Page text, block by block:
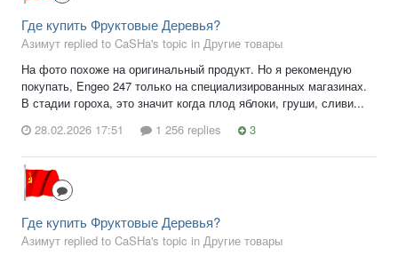
Где купить Фруктовые Деревья?
Азимут replied to CaSHa's topic in Другие товары
На фото похоже на оригинальный продукт. Но я рекомендую
покупать, Engeo 247 только на специализированных магазинах.
В стадии гороха, это значит когда плод яблоки, груши, сливи...
28.02.2026 17:51
1 256 replies 3
Где купить Фруктовые Деревья?
Азимут replied to CaSHa's topic in Другие товары